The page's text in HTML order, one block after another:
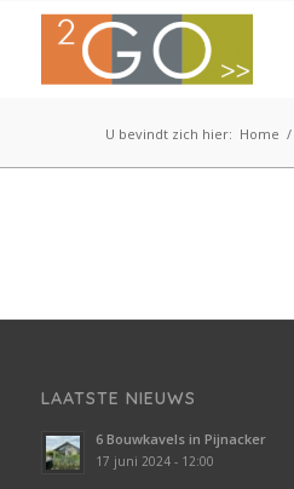
U bevindt zich hier: Home /
LAATSTE NIEUWS
6 Bouwkavels in Pijnacker
17 juni 2024 - 12:00